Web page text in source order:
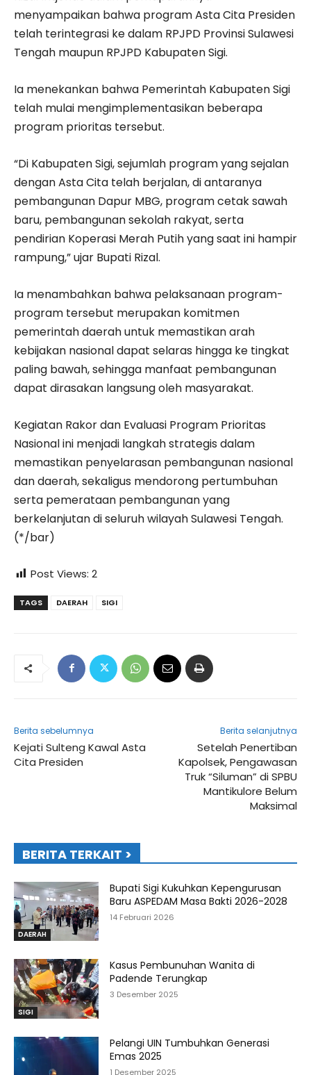
menyampaikan bahwa program Asta Cita Presiden
telah terintegrasi ke dalam RPJPD Provinsi Sulawesi
Tengah maupun RPJPD Kabupaten Sigi.
Ia menekankan bahwa Pemerintah Kabupaten Sigi
telah mulai mengimplementasikan beberapa
program prioritas tersebut.
“Di Kabupaten Sigi, sejumlah program yang sejalan
dengan Asta Cita telah berjalan, di antaranya
pembangunan Dapur MBG, program cetak sawah
baru, pembangunan sekolah rakyat, serta
pendirian Koperasi Merah Putih yang saat ini hampir
rampung,” ujar Bupati Rizal.
Ia menambahkan bahwa pelaksanaan program-
program tersebut merupakan komitmen
pemerintah daerah untuk memastikan arah
kebijakan nasional dapat selaras hingga ke tingkat
paling bawah, sehingga manfaat pembangunan
dapat dirasakan langsung oleh masyarakat.
Kegiatan Rakor dan Evaluasi Program Prioritas
Nasional ini menjadi langkah strategis dalam
memastikan penyelarasan pembangunan nasional
dan daerah, sekaligus mendorong pertumbuhan
serta pemerataan pembangunan yang
berkelanjutan di seluruh wilayah Sulawesi Tengah.
(*/bar)
Post Views: 2
TAGS DAERAH SIGI
Berita sebelumnya
Kejati Sulteng Kawal Asta
Cita Presiden
Berita selanjutnya
Setelah Penertiban
Kapolsek, Pengawasan
Truk “Siluman” di SPBU
Mantikulore Belum
Maksimal
BERITA TERKAIT >
DAERAH
Bupati Sigi Kukuhkan Kepengurusan
Baru ASPEDAM Masa Bakti 2026-2028
14 Februari 2026
SIGI
Kasus Pembunuhan Wanita di
Padende Terungkap
3 Desember 2025
Pelangi UIN Tumbuhkan Generasi
Emas 2025
1 Desember 2025